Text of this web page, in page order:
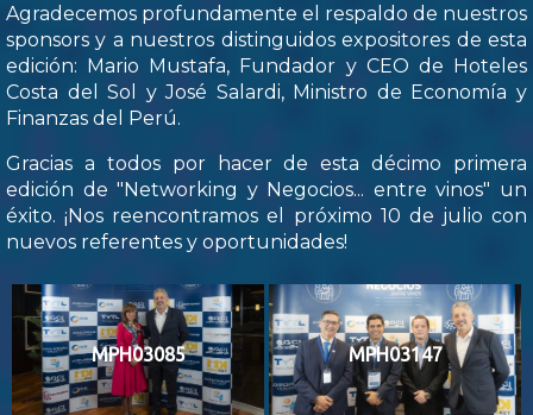
Agradecemos profundamente el respaldo de nuestros
sponsors y a nuestros distinguidos expositores de esta
edición: Mario Mustafa, Fundador y CEO de Hoteles
Costa del Sol y José Salardi, Ministro de Economía y
Finanzas del Perú.
Gracias a todos por hacer de esta décimo primera
edición de "Networking y Negocios... entre vinos" un
éxito. ¡Nos reencontramos el próximo 10 de julio con
nuevos referentes y oportunidades!
MPH03085 MPH03147